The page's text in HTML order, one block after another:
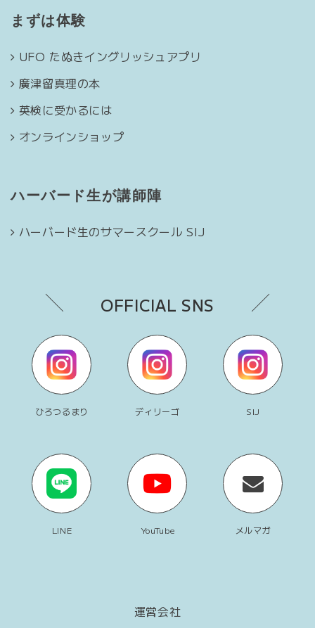
まずは体験
UFO たぬきイングリッシュアプリ
廣津留真理の本
英検に受かるには
オンラインショップ
ハーバード生が講師陣
ハーバード生のサマースクール SIJ
OFFICIAL SNS
ひろつるまり ディリーゴ SIJ
LINE YouTube メルマガ
運営会社